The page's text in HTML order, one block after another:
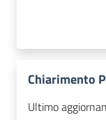
Chiarimento
Ultimo